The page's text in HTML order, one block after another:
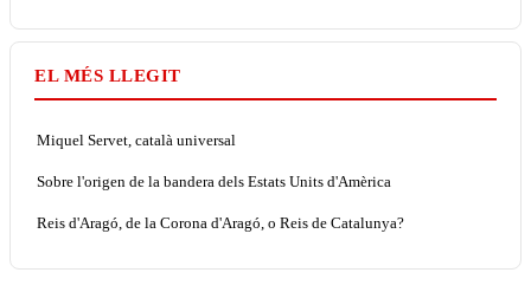
EL MÉS LLEGIT
Miquel Servet, català universal
Sobre l'origen de la bandera dels Estats Units d'Amèrica
Reis d'Aragó, de la Corona d'Aragó, o Reis de Catalunya?